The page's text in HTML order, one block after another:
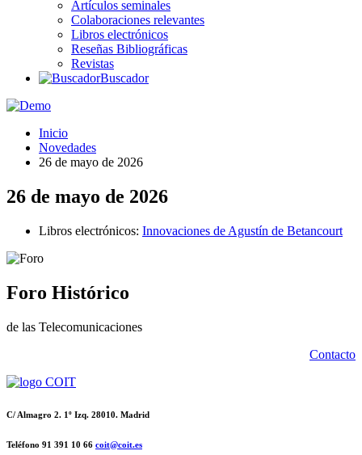
Artículos seminales
Colaboraciones relevantes
Libros electrónicos
Reseñas Bibliográficas
Revistas
Buscador
Inicio
Novedades
26 de mayo de 2026
26 de mayo de 2026
Libros electrónicos: Innovaciones de Agustín de Betancourt
Foro Histórico
de las Telecomunicaciones
Contacto
C/ Almagro 2. 1º Izq. 28010. Madrid
Teléfono 91 391 10 66 coit@coit.es